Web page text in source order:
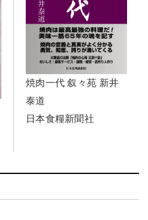
焼肉一代 叙々苑 新井
泰道
日本食糧新聞社